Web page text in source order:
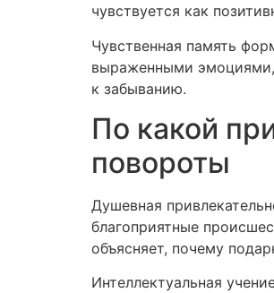
чувствуется как
Чувственная память
выраженными
к забыванию.
По какой
повороты
Душевная
благоприятные
объясняет, почему
Интеллектуальная